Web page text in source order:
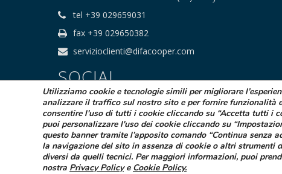
tel +39 029659031
fax +39 029650382
servizioclienti@difacooper.com
SOCIAL
© 2025 Difa Cooper SpA - Capitale Sociale €
Società
Utilizziamo cookie e tecnologie simili per migliorare
analizzare il traffico sul nostro sito e per fornire funzionalità
consentire l'uso di tutti i cookie cliccando su “Accetta tutti i
puoi personalizzare l'uso dei cookie cliccando su
questo banner tramite l’apposito comando “Continua senza
la navigazione del sito in assenza di cookie o altri strumenti
diversi da quelli tecnici. Per maggiori informazioni, puoi
nostra Privacy Policye Cookie Policy.